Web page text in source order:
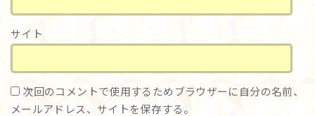
サイト
次回のコメントで使用するためブラウザーに自分の名前、
メールアドレス、サイトを保存する。